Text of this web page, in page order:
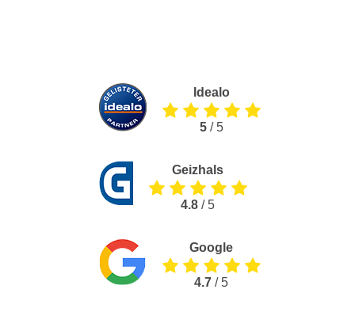
Idealo
5/ 5
Geizhals
4.8 / 5
Google
4.7 / 5